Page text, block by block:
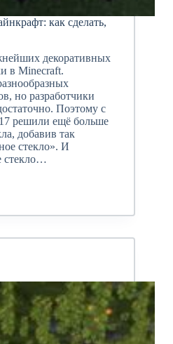
как сделать,
декоративных
в Minecraft.
но разработчики
Поэтому с
решили ещё больше
добавив так
стекло». И
стекло…